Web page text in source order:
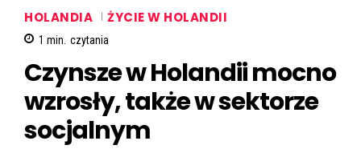
HOLANDIA ŻYCIE W HOLANDII
1 min. czytania
Czynsze w Holandii mocno
wzrosły, także w sektorze
socjalnym